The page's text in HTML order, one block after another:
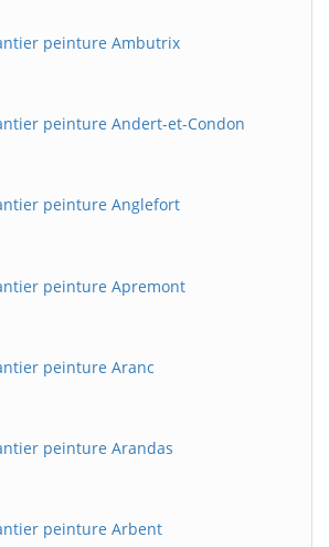
peinture Ambutrix
peinture Andert-et-Condon
peinture Anglefort
peinture Apremont
peinture Aranc
peinture Arandas
peinture Arbent